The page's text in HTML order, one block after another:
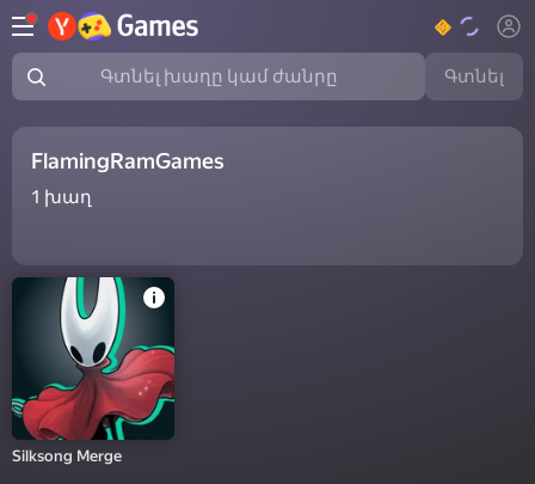
Գտնել խաղը կամ ժանրը Գտնել
FlamingRamGames
1 խաղ
Silksong Merge